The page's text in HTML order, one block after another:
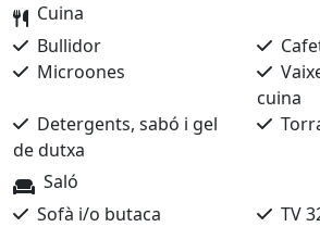
Cuina
Bullidor
Microones
cuina
Detergents, sabó i gel
de dutxa
Saló
Sofà i/o butaca
TV